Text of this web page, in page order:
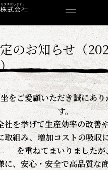
のお知らせ（
をご愛顧いただき誠にあ
す。
社を挙げて生産効率の改善
取組み、増加コストの吸収
を重ねてまいりましたが
に、安心・安全で高品質な